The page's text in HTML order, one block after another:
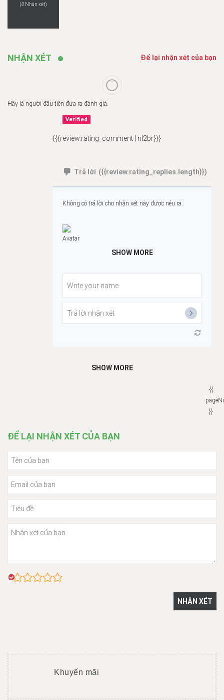
(0Nhận xét)
NHẬN XÉT Để lại nhận xét của bạn
Hãy là người đầu tiên đưa ra đánh giá.
Verified
{{{review.rating_comment | nl2br}}}
Trả lời ({{review.rating_replies.length}})
Không có trả lời cho nhận xét này được nêu ra.
SHOW MORE
SHOW MORE
{{
}}
ĐỂ LẠI NHẬN XÉT CỦA BẠN
Khuyến mãi